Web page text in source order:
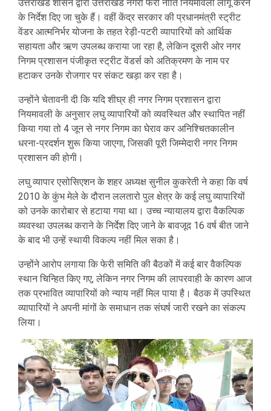
उत्तराखंड शासन द्वारा उत्तराखंड नगरी फेरी नीति नियमावली लागू करने
के निर्देश दिए जा चुके हैं। वहीं केंद्र सरकार की प्रधानमंत्री स्ट्रीट
वेंडर आत्मनिर्भर योजना के तहत रेड़ी-पटरी व्यापारियों को आर्थिक
सहायता और ऋण उपलब्ध कराया जा रहा है, लेकिन दूसरी ओर नगर
निगम प्रशासन पंजीकृत स्ट्रीट वेंडर्स को अतिक्रमण के नाम पर
हटाकर उनके रोजगार पर संकट खड़ा कर रहा है।
उन्होंने चेतावनी दी कि यदि शीघ्र ही नगर निगम प्रशासन द्वारा
नियमावली के अनुसार लघु व्यापारियों को व्यवस्थित और स्थापित नहीं
किया गया तो 4 जून से नगर निगम का घेराव कर अनिश्चितकालीन
धरना-प्रदर्शन शुरू किया जाएगा, जिसकी पूरी जिम्मेदारी नगर निगम
प्रशासन की होगी।
लघु व्यापार एसोसिएशन के शहर अध्यक्ष सुनील कुकरेती ने कहा कि वर्ष
2010 के कुंभ मेले के दौरान ललतारो पुल क्षेत्र के कई लघु व्यापारियों
को उनके कारोबार से हटाया गया था। उच्च न्यायालय द्वारा वैकल्पिक
व्यवस्था उपलब्ध कराने के निर्देश दिए जाने के बावजूद 16 वर्ष बीत जाने
के बाद भी उन्हें स्थायी विकल्प नहीं मिल सका है।
उन्होंने आरोप लगाया कि फेरी समिति की बैठकों में कई बार वैकल्पिक
स्थान चिन्हित किए गए, लेकिन नगर निगम की लापरवाही के कारण आज
तक प्रभावित व्यापारियों को न्याय नहीं मिल पाया है। बैठक में उपस्थित
व्यापारियों ने अपनी मांगों के समाधान तक संघर्ष जारी रखने का संकल्प
लिया।
Video
Player